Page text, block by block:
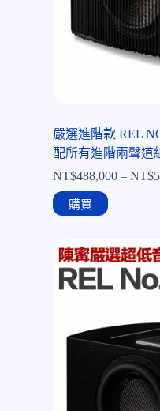
嚴選進階款 REL
配所有進階兩聲道
NT$488,000– NT$
購買